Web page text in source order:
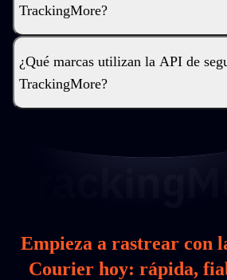
TrackingMore?
¿Qué marcas utilizan la API de
TrackingMore?
Empieza a rastrear con
Courier hoy: rápida,